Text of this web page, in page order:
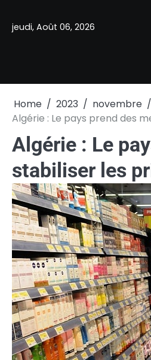
content
jeudi, Août 06, 2026
Home 2023 novembre
Algérie : Le pays prend des
Algérie : Le
stabiliser les